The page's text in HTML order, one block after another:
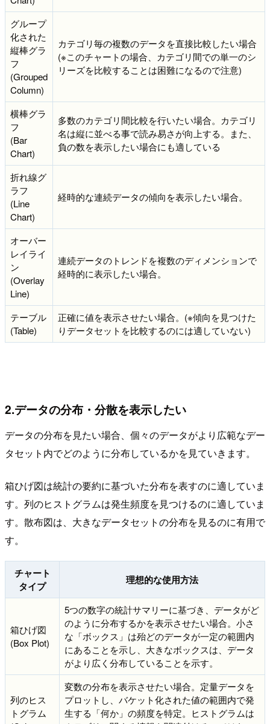
グループ
化された
縦棒グラ
フ
(Grouped
Column)
カテゴリ毎の複数のデータを直接比較したい場合
(※このチャートの場合、カテゴリ間での単一のシ
リーズを比較することは困難になるので注意)
横棒グラ
フ
(Bar
Chart)
多数のカテゴリ間比較を行いたい場合。カテゴリ
名は縦に並べる事で読み易さが向上する。また、
負の数を表示したい場合にも適している
折れ線グ
ラフ
(Line
Chart)
経時的な連続データの傾向を表示したい場合。
オーバー
レイライ
ン
(Overlay
Line)
連続データのトレンドを複数のディメンションで
経時的に表示したい場合。
テーブル
(Table)
正確に値を表示させたい場合。(※傾向を見つけた
りデータセットを比較するのには適していない)
2.データの分布・分散を表示したい
データの分布を見たい場合、個々のデータがより広範なデー
タセット内でどのように分布しているかを見ていきます。
箱ひげ図は統計の要約に基づいた分布を表すのに適していま
す。列のヒストグラムは発生頻度を見つけるのに適していま
す。散布図は、大きなデータセットの分布を見るのに有用で
す。
チャート
タイプ
理想的な使用方法
箱ひげ図
(Box Plot)
5つの数字の統計サマリーに基づき、データがど
のように分布するかを表示させたい場合。小さ
な「ボックス」は殆どのデータが一定の範囲内
にあることを示し、大きなボックスは、データ
がより広く分布していることを示す。
列のヒス
トグラム
変数の分布を表示させたい場合。定量データを
プロットし、バケット化された値の範囲内で発
生する「何か」の頻度を特定。ヒストグラムは